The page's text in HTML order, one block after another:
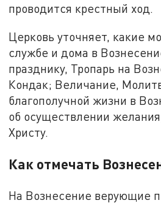
проводится крестный ход.
Церковь уточняет, какие
службе и дома в
празднику, Тропарь на
Кондак; Величание,
благополучной жизни в
об осуществлении
Христу.
Как отмечать
На Вознесение верующие